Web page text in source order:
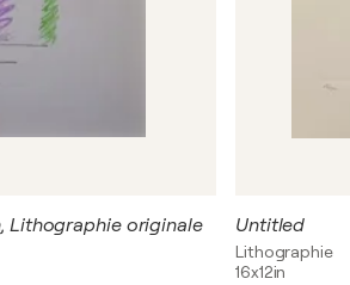
Lithographie originale Untitled
Lithographie
16x12in